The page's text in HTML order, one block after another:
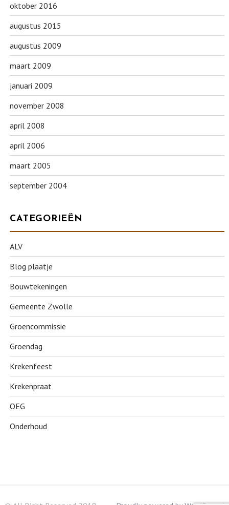
oktober 2016
augustus 2015
augustus 2009
maart 2009
januari 2009
november 2008
april 2008
april 2006
maart 2005
september 2004
CATEGORIEËN
ALV
Blog plaatje
Bouwtekeningen
Gemeente Zwolle
Groencommissie
Groendag
Krekenfeest
Krekenpraat
OEG
Onderhoud